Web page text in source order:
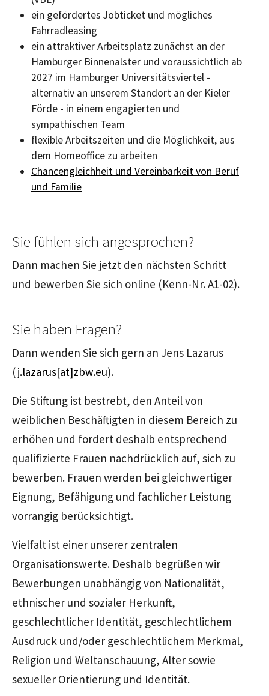
ein gefördertes Jobticket und mögliches
Fahrradleasing
ein attraktiver Arbeitsplatz zunächst an der
Hamburger Binnenalster und voraussichtlich ab
2027 im Hamburger Universitätsviertel -
alternativ an unserem Standort an der Kieler
Förde - in einem engagierten und
sympathischen Team
flexible Arbeitszeiten und die Möglichkeit, aus
dem Homeoffice zu arbeiten
Chancengleichheit und Vereinbarkeit von Beruf
und Familie
Sie fühlen sich angesprochen?
Dann machen Sie jetzt den nächsten Schritt
und bewerben Sie sich online (Kenn-Nr. A1-02).
Sie haben Fragen?
Dann wenden Sie sich gern an Jens Lazarus
(j.lazarus[at]zbw.eu).
Die Stiftung ist bestrebt, den Anteil von
weiblichen Beschäftigten in diesem Bereich zu
erhöhen und fordert deshalb entsprechend
qualifizierte Frauen nachdrücklich auf, sich zu
bewerben. Frauen werden bei gleichwertiger
Eignung, Befähigung und fachlicher Leistung
vorrangig berücksichtigt.
Vielfalt ist einer unserer zentralen
Organisationswerte. Deshalb begrüßen wir
Bewerbungen unabhängig von Nationalität,
ethnischer und sozialer Herkunft,
geschlechtlicher Identität, geschlechtlichem
Ausdruck und/oder geschlechtlichem Merkmal,
Religion und Weltanschauung, Alter sowie
sexueller Orientierung und Identität.